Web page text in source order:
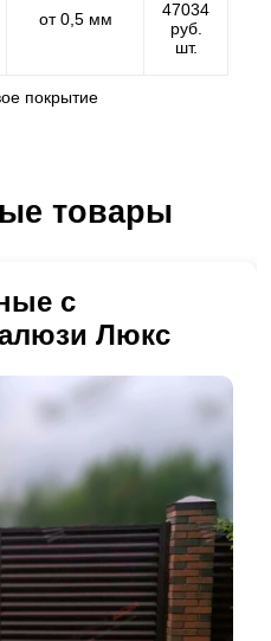
от 0,5 мм
47034
руб.
шт.
покрытие
товары
с
Люкс